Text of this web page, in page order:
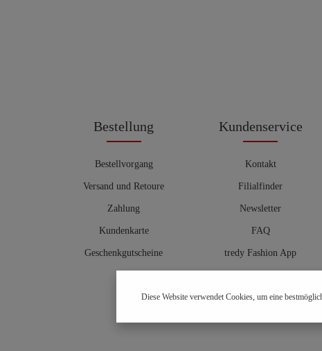
Bestellung
Bestellvorgang
Versand und Retoure
Zahlung
Kundenkarte
Geschenkgutscheine
Kundenservice
Kontakt
Filialfinder
Newsletter
FAQ
tredy Fashion App
Hosenberater
Diese Website verwendet Cookies, um eine